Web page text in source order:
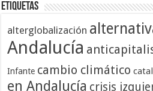
Etiquetas
alterglobalización
Andalucía
Infante cambio climático
en Andalucía crisis